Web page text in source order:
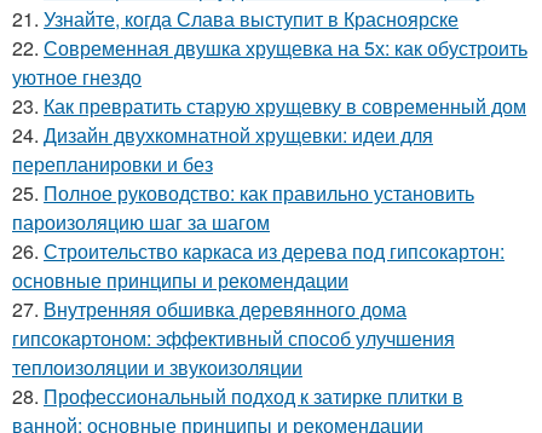
21. Узнайте, когда Слава выступит в Красноярске
22. Современная двушка хрущевка на 5х: как обустроить
уютное гнездо
23. Как превратить старую хрущевку в современный дом
24. Дизайн двухкомнатной хрущевки: идеи для
перепланировки и без
25. Полное руководство: как правильно установить
пароизоляцию шаг за шагом
26. Строительство каркаса из дерева под гипсокартон:
основные принципы и рекомендации
27. Внутренняя обшивка деревянного дома
гипсокартоном: эффективный способ улучшения
теплоизоляции и звукоизоляции
28. Профессиональный подход к затирке плитки в
ванной: основные принципы и рекомендации